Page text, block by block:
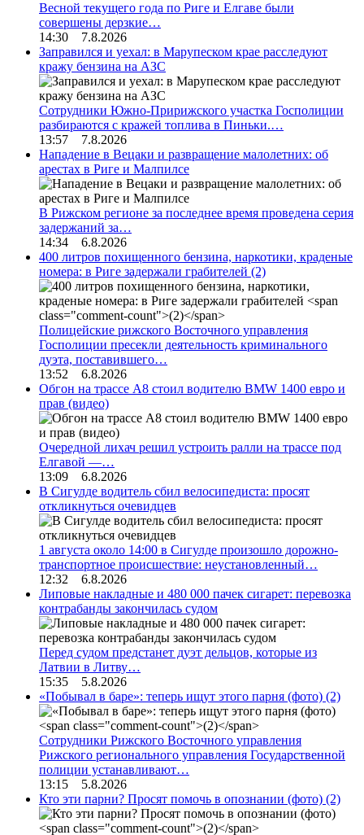
Весной текущего года по Риге и Елгаве были
совершены дерзкие…
14:30 7.8.2026
Заправился и уехал: в Марупеском крае расследуют
кражу бензина на АЗС
Сотрудники Южно-Пририжского участка Госполиции
разбираются с кражей топлива в Пиньки.…
13:57 7.8.2026
Нападение в Вецаки и развращение малолетних: об
арестах в Риге и Малпилсе
В Рижском регионе за последнее время проведена серия
задержаний за…
14:34 6.8.2026
400 литров похищенного бензина, наркотики, краденые
номера: в Риге задержали грабителей (2)
Полицейские рижского Восточного управления
Госполиции пресекли деятельность криминального
дуэта, поставившего…
13:52 6.8.2026
Обгон на трассе А8 стоил водителю BMW 1400 евро и
прав (видео)
Очередной лихач решил устроить ралли на трассе под
Елгавой —…
13:09 6.8.2026
В Сигулде водитель сбил велосипедиста: просят
откликнуться очевидцев
1 августа около 14:00 в Сигулде произошло дорожно-
транспортное происшествие: неустановленный…
12:32 6.8.2026
Липовые накладные и 480 000 пачек сигарет: перевозка
контрабанды закончилась судом
Перед судом предстанет дуэт дельцов, которые из
Латвии в Литву…
15:35 5.8.2026
«Побывал в баре»: теперь ищут этого парня (фото) (2)
Сотрудники Рижского Восточного управления
Рижского регионального управления Государственной
полиции устанавливают…
13:15 5.8.2026
Кто эти парни? Просят помочь в опознании (фото) (2)